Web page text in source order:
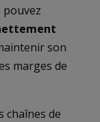
pouvez
son
marges de
chaînes de